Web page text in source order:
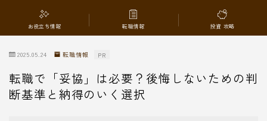
お役立ち情報 転職情報 投資 攻略
2025.05.24 転職情報 PR
転職で「妥協」は必要？後悔しないための判
断基準と納得のいく選択